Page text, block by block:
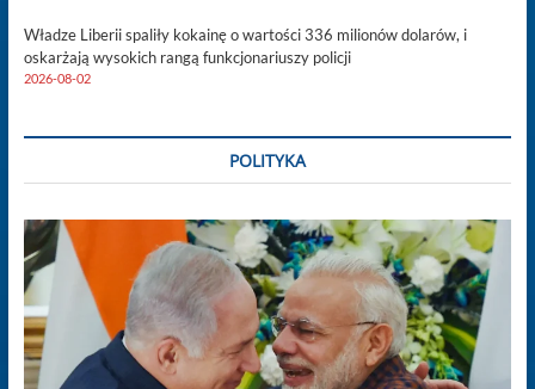
Władze Liberii spaliły kokainę o wartości 336 milionów dolarów, i
oskarżają wysokich rangą funkcjonariuszy policji
2026-08-02
POLITYKA